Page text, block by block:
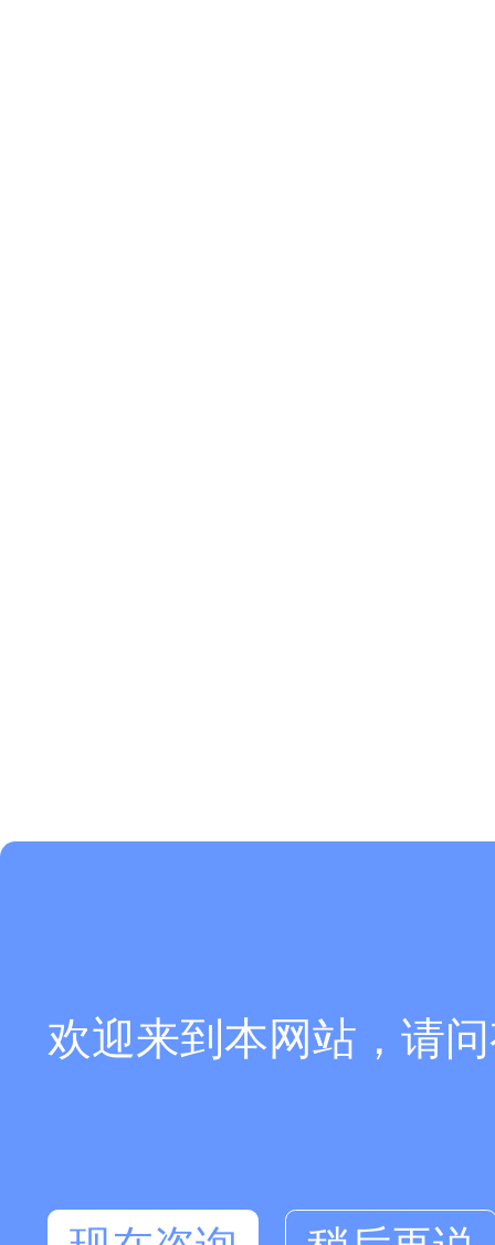
欢迎来到本网站，请